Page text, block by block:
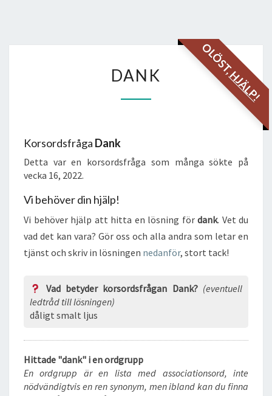
OLÖST,
HJÄLP!
DANK
Korsordsfråga Dank
Detta var en korsordsfråga som många sökte på
vecka 16, 2022.
Vi behöver din hjälp!
Vi behöver hjälp att hitta en lösning för dank. Vet du
vad det kan vara? Gör oss och alla andra som letar en
tjänst och skriv in lösningen nedanför, stort tack!
Vad betyder korsordsfrågan Dank? (eventuell
ledtråd till lösningen)
dåligt smalt ljus
Hittade "dank" i en ordgrupp
En ordgrupp är en lista med associationsord, inte
nödvändigtvis en ren synonym, men ibland kan du finna